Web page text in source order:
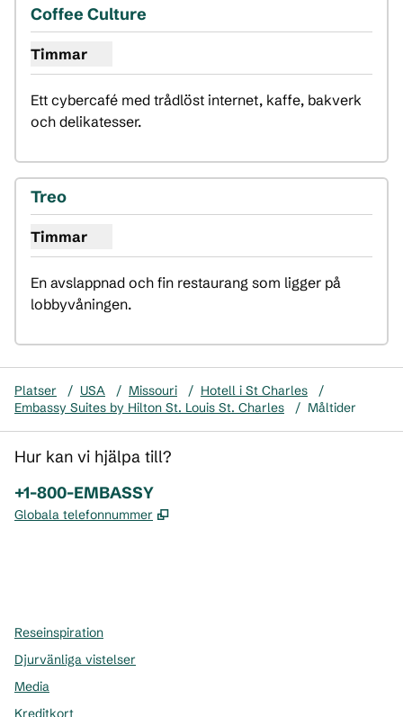
Coffee Culture
Timmar
Visa timmar för kaffekultur
Ett cybercafé med trådlöst internet, kaffe, bakverk
och delikatesser.
Treo
Timmar
Visa timmar för Treo
En avslappnad och fin restaurang som ligger på
lobbyvåningen.
Platser / USA / Missouri / Hotell i St Charles
/
Embassy Suites by Hilton St. Louis St. Charles
/ Måltider
Hur kan vi hjälpa till?
Telefon:
+1-800-EMBASSY
Globala telefonnummer ,
Reseinspiration
Djurvänliga vistelser
Media
Kreditkort